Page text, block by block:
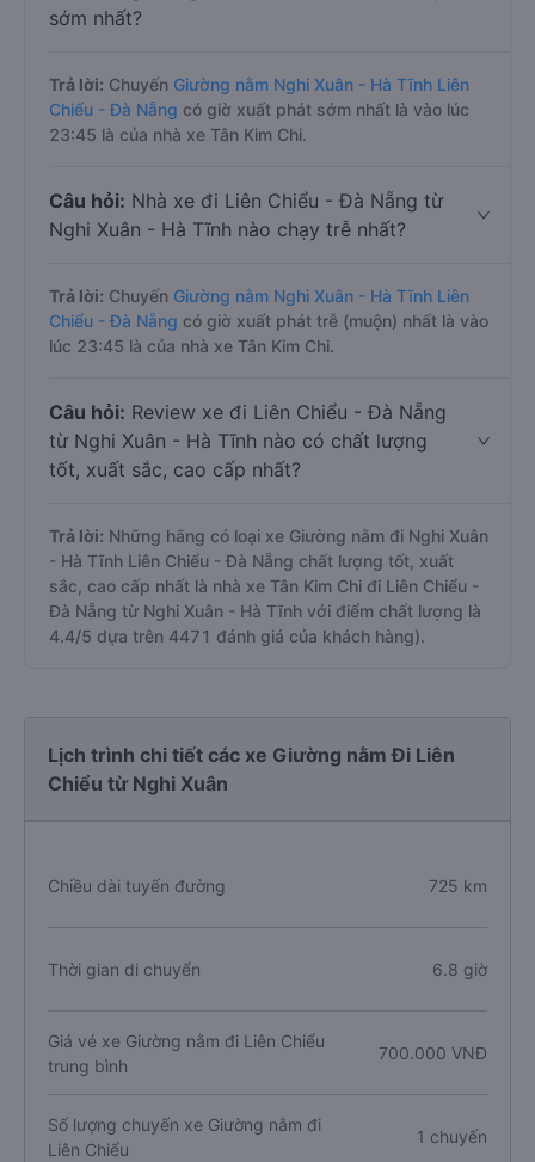
sớm nhất?
Trả lời: Chuyến Giường nằm Nghi Xuân - Hà Tĩnh Liên
Chiểu - Đà Nẵng có giờ xuất phát sớm nhất là vào lúc
23:45 là của nhà xe Tân Kim Chi.
Câu hỏi: Nhà xe đi Liên Chiểu - Đà Nẵng từ
Nghi Xuân - Hà Tĩnh nào chạy trễ nhất?
Trả lời: Chuyến Giường nằm Nghi Xuân - Hà Tĩnh Liên
Chiểu - Đà Nẵng có giờ xuất phát trễ (muộn) nhất là vào
lúc 23:45 là của nhà xe Tân Kim Chi.
Câu hỏi: Review xe đi Liên Chiểu - Đà Nẵng
từ Nghi Xuân - Hà Tĩnh nào có chất lượng
tốt, xuất sắc, cao cấp nhất?
Trả lời: Những hãng có loại xe Giường nằm đi Nghi Xuân
- Hà Tĩnh Liên Chiểu - Đà Nẵng chất lượng tốt, xuất
sắc, cao cấp nhất là nhà xe Tân Kim Chi đi Liên Chiểu -
Đà Nẵng từ Nghi Xuân - Hà Tĩnh với điểm chất lượng là
4.4/5 dựa trên 4471 đánh giá của khách hàng).
Lịch trình chi tiết các xe Giường nằm Đi Liên
Chiểu từ Nghi Xuân
Chiều dài tuyến đường 725 km
Thời gian di chuyển 6.8 giờ
Giá vé xe Giường nằm đi Liên Chiểu
trung bình
700.000 VNĐ
Số lượng chuyến xe Giường nằm đi
Liên Chiểu
1 chuyến